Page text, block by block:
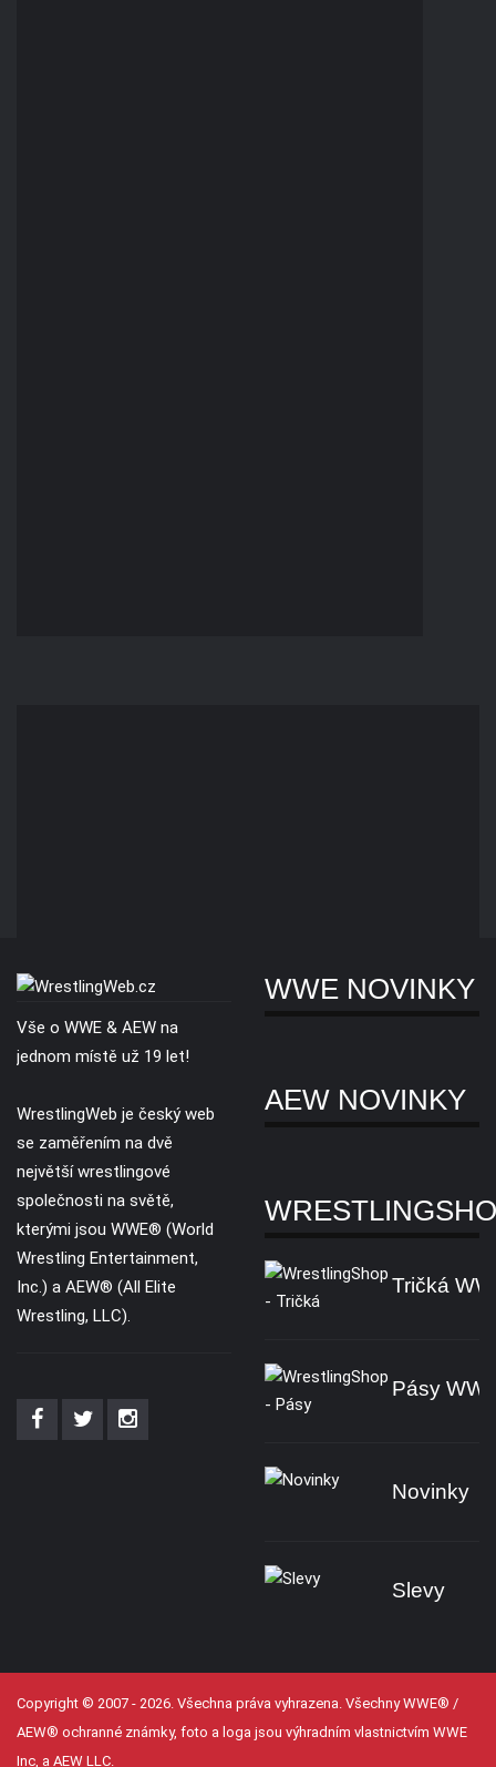
Vše o WWE & AEW na
jednom místě už 19 let!
WrestlingWeb je český web
se zaměřením na dvě
největší wrestlingové
společnosti na světě,
kterými jsou WWE® (World
Wrestling Entertainment,
Inc.) a AEW® (All Elite
Wrestling, LLC).
WWE NOVINKY
AEW NOVINKY
Tričká
Pásy
Novinky
Slevy
Copyright © 2007 - 2026. Všechna práva vyhrazena. Všechny WWE® /
AEW® ochranné známky, foto a loga jsou výhradním vlastnictvím WWE
Inc, a AEW LLC.